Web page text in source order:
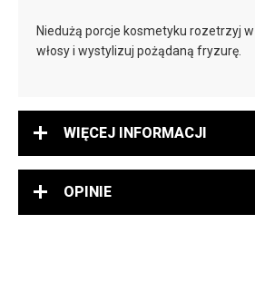
Niedużą porcje kosmetyku rozetrzyj w
włosy i wystylizuj pożądaną fryzurę.
WIĘCEJ INFORMACJI
OPINIE